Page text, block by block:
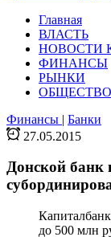
Главная
ВЛАСТЬ
НОВОСТИ
ФИНАНСЫ
РЫНКИ
ОБЩЕСТВО
Финансы | Банки
27.05.2015
Донской банк
до 500 млн